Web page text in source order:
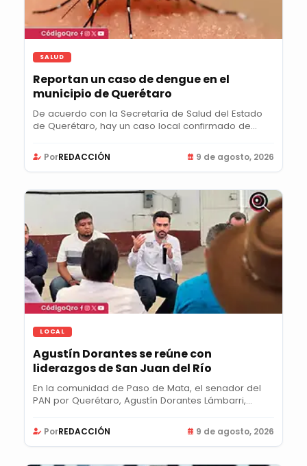
SALUD
Reportan un caso de dengue en el
municipio de Querétaro
De acuerdo con la Secretaría de Salud del Estado
de Querétaro, hay un caso local confirmado de...
PorREDACCIÓN 9 de agosto, 2026
LOCAL
Agustín Dorantes se reúne con
liderazgos de San Juan del Río
En la comunidad de Paso de Mata, el senador del
PAN por Querétaro, Agustín Dorantes Lámbarri,...
PorREDACCIÓN 9 de agosto, 2026